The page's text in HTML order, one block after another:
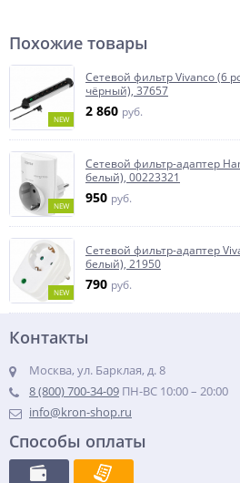
Похожие товары
NEW
Сетевой фильтр Vivanco (6
чёрный), 37657
2 860 руб.
NEW
Сетевой фильтр-адаптер
белый), 00223321
950 руб.
NEW
Сетевой фильтр-адаптер
белый), 21950
790 руб.
Контакты
Москва, ул. Барклая, д. 8
8 (800) 700-34-09 ПН-ВС 10:00 – 20:00
info@kron-shop.ru
Способы оплаты